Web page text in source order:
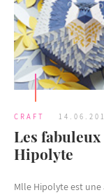
CRAFT
Les
Hipolyte
Mlle Hipolyte est